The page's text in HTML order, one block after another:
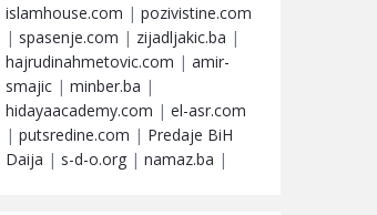
islamhouse.com | pozivistine.com
| spasenje.com | zijadljakic.ba |
hajrudinahmetovic.com | amir-
smajic | minber.ba |
hidayaacademy.com | el-asr.com
| putsredine.com | Predaje BiH
Daija | s-d-o.org | namaz.ba |